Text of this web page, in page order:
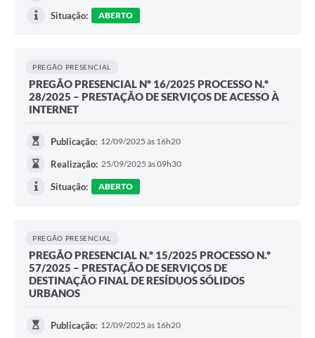
Situação: ABERTO
PREGÃO PRESENCIAL
PREGÃO PRESENCIAL Nº 16/2025 PROCESSO N.º
28/2025 – PRESTAÇÃO DE SERVIÇOS DE ACESSO À
INTERNET
Publicação: 12/09/2025 às 16h20
Realização: 25/09/2025 às 09h30
Situação: ABERTO
PREGÃO PRESENCIAL
PREGÃO PRESENCIAL N.º 15/2025 PROCESSO N.º
57/2025 – PRESTAÇÃO DE SERVIÇOS DE
DESTINAÇÃO FINAL DE RESÍDUOS SÓLIDOS
URBANOS
Publicação: 12/09/2025 às 16h20